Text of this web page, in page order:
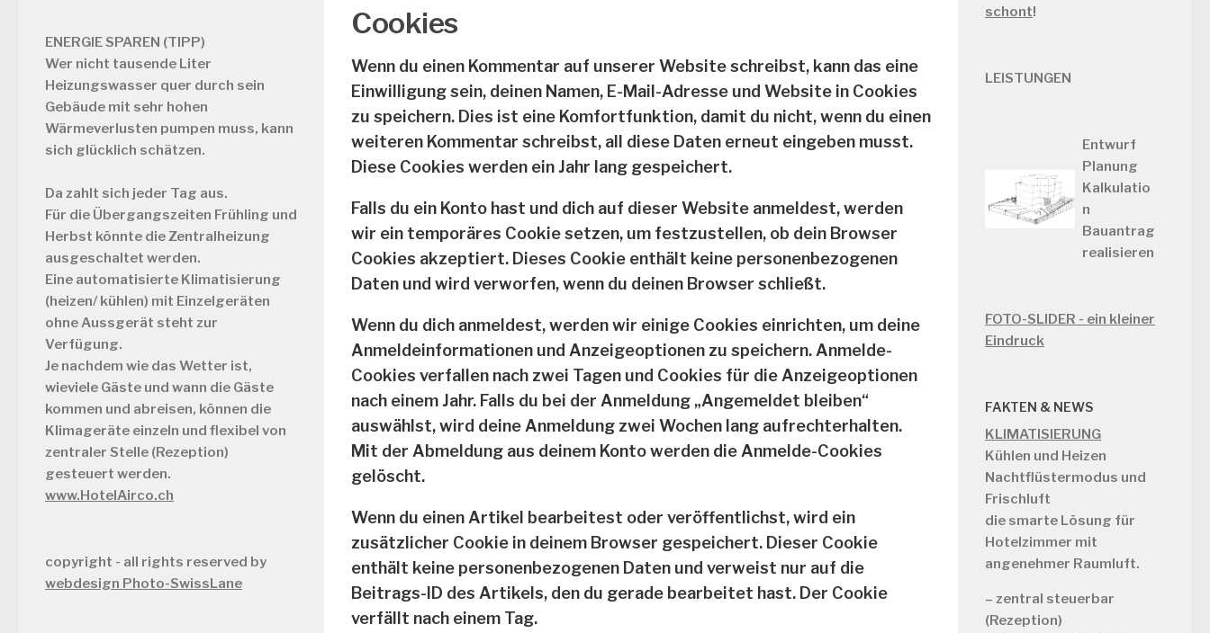
Cookies
Wenn du einen Kommentar auf unserer Website schreibst, kann das eine
Einwilligung sein, deinen Namen, E-Mail-Adresse und Website in Cookies
zu speichern. Dies ist eine Komfortfunktion, damit du nicht, wenn du einen
weiteren Kommentar schreibst, all diese Daten erneut eingeben musst.
Diese Cookies werden ein Jahr lang gespeichert.
Falls du ein Konto hast und dich auf dieser Website anmeldest, werden
wir ein temporäres Cookie setzen, um festzustellen, ob dein Browser
Cookies akzeptiert. Dieses Cookie enthält keine personenbezogenen
Daten und wird verworfen, wenn du deinen Browser schließt.
Wenn du dich anmeldest, werden wir einige Cookies einrichten, um deine
Anmeldeinformationen und Anzeigeoptionen zu speichern. Anmelde-
Cookies verfallen nach zwei Tagen und Cookies für die Anzeigeoptionen
nach einem Jahr. Falls du bei der Anmeldung „Angemeldet bleiben“
auswählst, wird deine Anmeldung zwei Wochen lang aufrechterhalten.
Mit der Abmeldung aus deinem Konto werden die Anmelde-Cookies
gelöscht.
Wenn du einen Artikel bearbeitest oder veröffentlichst, wird ein
zusätzlicher Cookie in deinem Browser gespeichert. Dieser Cookie
enthält keine personenbezogenen Daten und verweist nur auf die
Beitrags-ID des Artikels, den du gerade bearbeitet hast. Der Cookie
verfällt nach einem Tag.
ENERGIE SPAREN (TIPP)
Wer nicht tausende Liter
Heizungswasser quer durch sein
Gebäude mit sehr hohen
Wärmeverlusten pumpen muss, kann
sich glücklich schätzen.
Da zahlt sich jeder Tag aus.
Für die Übergangszeiten Frühling und
Herbst könnte die Zentralheizung
ausgeschaltet werden.
Eine automatisierte Klimatisierung
(heizen/ kühlen) mit Einzelgeräten
ohne Aussgerät steht zur
Verfügung.
Je nachdem wie das Wetter ist,
wieviele Gäste und wann die Gäste
kommen und abreisen, können die
Klimageräte einzeln und flexibel von
zentraler Stelle (Rezeption)
gesteuert werden.
www.HotelAirco.ch
copyright - all rights reserved by
webdesign Photo-SwissLane
schont!
LEISTUNGEN
Entwurf
Planung
Kalkulatio
n
Bauantrag
realisieren
FOTO-SLIDER - ein kleiner
Eindruck
FAKTEN & NEWS
KLIMATISIERUNG
Kühlen und Heizen
Nachtflüstermodus und
Frischluft
die smarte Lösung für
Hotelzimmer mit
angenehmer Raumluft.
– zentral steuerbar
(Rezeption)